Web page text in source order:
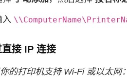
入
接 IP 连接
的打印机支持 Wi‑Fi 或以太网：